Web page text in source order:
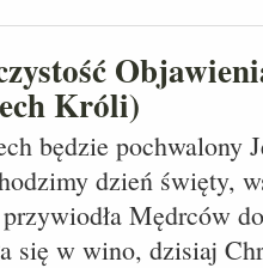
Króli)
będzie pochwalony
dzień święty,
Mędrców
się w wino, dzisiaj